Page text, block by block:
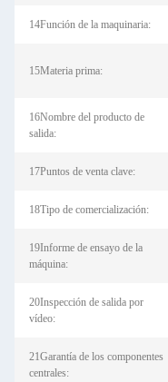
14Función de la maquinaria:
15Materia prima:
16Nombre del producto de
salida:
17Puntos de venta clave:
18Tipo de comercialización:
19Informe de ensayo de la
máquina:
20Inspección de salida por
vídeo:
21Garantía de los componentes
centrales: